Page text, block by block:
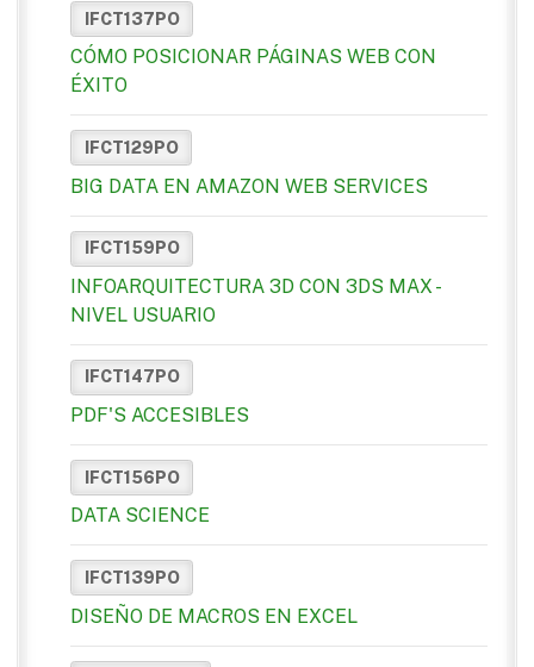
IFCT137PO
CÓMO POSICIONAR PÁGINAS WEB CON
ÉXITO
IFCT129PO
BIG DATA EN AMAZON WEB SERVICES
IFCT159PO
INFOARQUITECTURA 3D CON 3DS MAX -
NIVEL USUARIO
IFCT147PO
PDF'S ACCESIBLES
IFCT156PO
DATA SCIENCE
IFCT139PO
DISEÑO DE MACROS EN EXCEL